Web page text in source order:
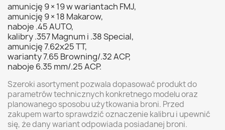
amunicję 9 × 19 w wariantach FMJ,
amunicję 9 × 18 Makarow,
naboje .45 AUTO,
kalibry .357 Magnum i .38 Special,
amunicję 7.62x25 TT,
warianty 7.65 Browning/.32 ACP,
naboje 6.35 mm/.25 ACP.
Szeroki asortyment pozwala dopasować produkt do
parametrów technicznych konkretnego modelu oraz
planowanego sposobu użytkowania broni. Przed
zakupem warto sprawdzić oznaczenie kalibru i upewnić
się, że dany wariant odpowiada posiadanej broni.